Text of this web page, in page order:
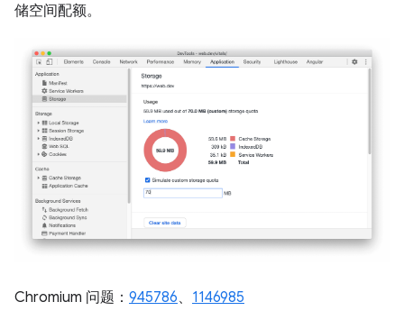
储空间配额。
Chromium 问题： 945786、 1146985